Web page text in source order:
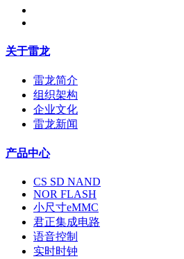
关于雷龙
雷龙简介
组织架构
企业文化
雷龙新闻
产品中心
CS SD NAND
NOR FLASH
小尺寸eMMC
君正集成电路
语音控制
实时时钟